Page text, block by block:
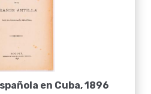
en Cuba, 1896